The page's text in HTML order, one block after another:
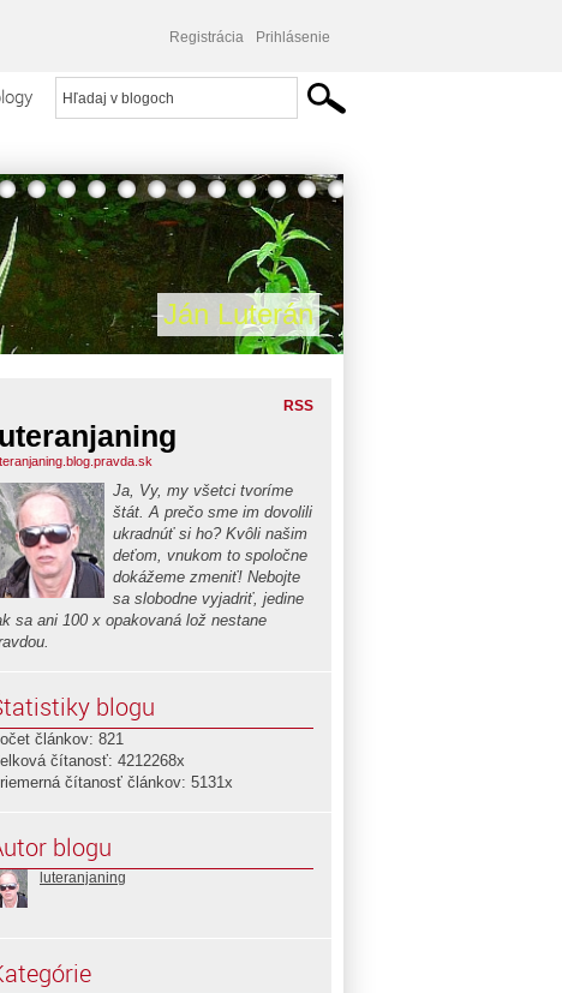
Registrácia Prihlásenie
Ján Luterán
RSS
Ja, Vy, my všetci tvoríme
štát. A prečo sme im dovolili
ukradnúť si ho? Kvôli našim
deťom, vnukom to spoločne
dokážeme zmeniť! Nebojte
sa slobodne vyjadriť, jedine
sa ani 100 x opakovaná lož nestane
blogu
článkov: 821
čítanosť: 4212268x
čítanosť článkov: 5131x
blogu
luteranjaning